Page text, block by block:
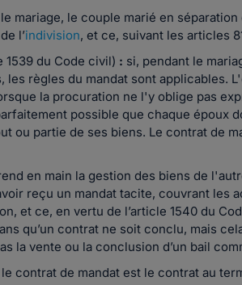
mariage, le couple marié en
l’indivision, et ce, suivant les articles
1539 du Code civil) : si, pendant le
règles du mandat sont applicables.
la procuration ne l'y oblige pas
possible que chaque époux
ou partie de ses biens. Le contrat de
en main la gestion des biens de
reçu un mandat tacite, couvrant les
et ce, en vertu de l’article 1540 du
qu’un contrat ne soit conclu, mais
la vente ou la conclusion d’un bail
le contrat de mandat est le contrat au